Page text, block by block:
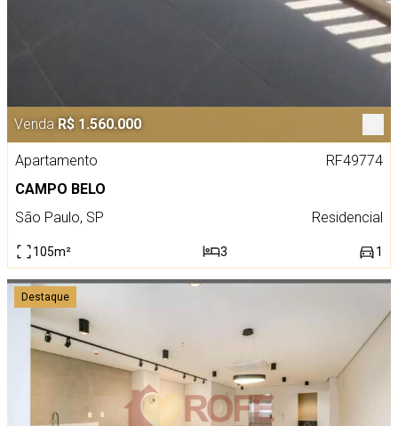
Venda R$ 1.560.000
Apartamento
RF49774
CAMPO BELO
São Paulo, SP
Residencial
105m² 3 1
Destaque